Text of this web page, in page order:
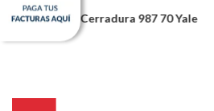
Cerradura 987 70 Yale
/PageGearCloud/www/html/es/